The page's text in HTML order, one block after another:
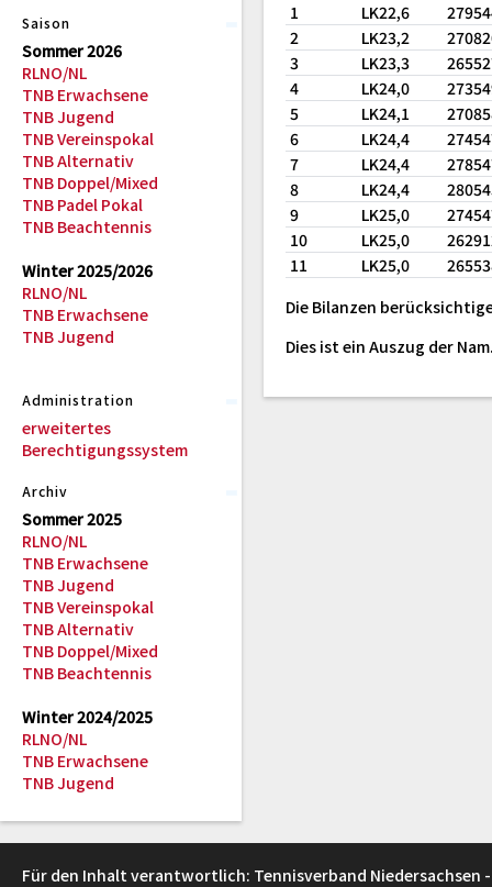
Saison
Sommer 2026
RLNO/NL
TNB Erwachsene
TNB Jugend
TNB Vereinspokal
TNB Alternativ
TNB Doppel/Mixed
TNB Padel Pokal
TNB Beachtennis
Winter 2025/2026
RLNO/NL
TNB Erwachsene
TNB Jugend
Administration
erweitertes
Berechtigungssystem
Archiv
Sommer 2025
RLNO/NL
TNB Erwachsene
TNB Jugend
TNB Vereinspokal
TNB Alternativ
TNB Doppel/Mixed
TNB Beachtennis
Winter 2024/2025
RLNO/NL
TNB Erwachsene
TNB Jugend
1
LK22,6
2
LK23,2
3
LK23,3
4
LK24,0
5
LK24,1
6
LK24,4
7
LK24,4
8
LK24,4
9
LK25,0
10
LK25,0
11
LK25,0
Die Bilanzen
Dies ist ein Auszug der
Für den Inhalt verantwortlich: Tennisverband Niedersachsen -